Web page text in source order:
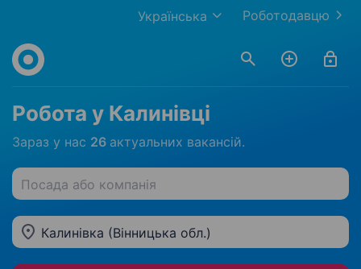
Роботодавцю
Українська
Робота у Калинівці
Зараз у нас 26 актуальних вакансій.
Посада або компанія
Калинівка (Вінницька обл.)